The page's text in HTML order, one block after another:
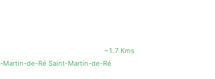
~1.7 Kms
Martin-de-Ré Saint-Martin-de-Ré